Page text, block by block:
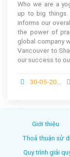
Who we are a
up to big things.
informs our
the power of
global company
Vancouver to
our success to
30-05-2026
Giới thiệu
Thoả thuận sử
Quy trình giải